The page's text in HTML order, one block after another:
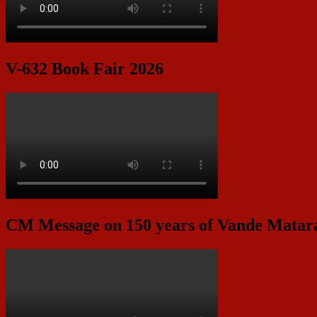
V-632 Book Fair 2026
CM Message on 150 years of Vande